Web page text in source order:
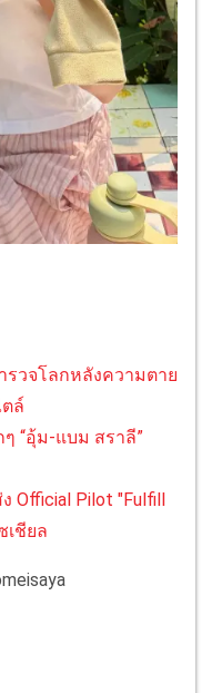
รวจโลกหลังความตาย
ล์
“อุ้ม-แบม สราลี”
Official Pilot "Fulfill
เชียล